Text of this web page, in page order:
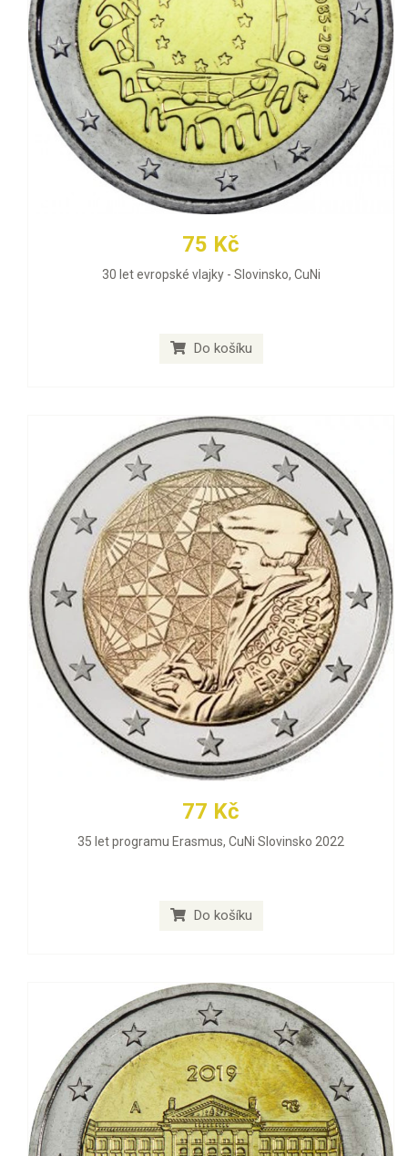
75 Kč
30 let evropské vlajky - Slovinsko, CuNi
Do košíku
77 Kč
35 let programu Erasmus, CuNi Slovinsko 2022
Do košíku